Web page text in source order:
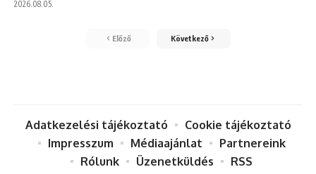
2026.08.05.
Előző Következő
Adatkezelési tájékoztató
Cookie tájékoztató
Impresszum
Médiaajánlat
Partnereink
Rólunk
Üzenetküldés RSS